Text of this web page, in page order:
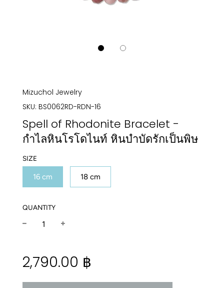
Mizuchol Jewelry
SKU: BS0062RD-RDN-16
Spell of Rhodonite Bracelet -
กำไลหินโรโดไนท์ หินบำบัดรักเป็นพิษ
SIZE
16 cm 18 cm
QUANTITY
price
2,790.00 ฿